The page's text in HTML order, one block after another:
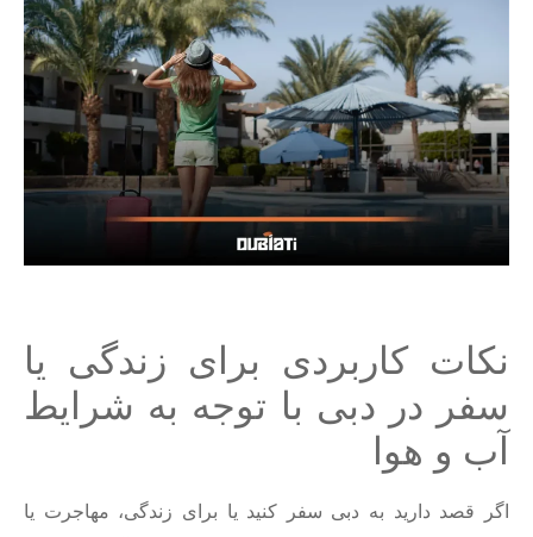
نکات کاربردی برای زندگی یا
سفر در دبی با توجه به شرایط
آب و هوا
اگر قصد دارید به دبی سفر کنید یا برای زندگی، مهاجرت یا